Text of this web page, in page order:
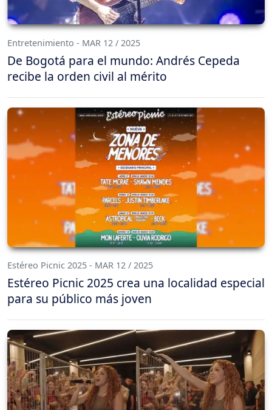
Entretenimiento - MAR 12 / 2025
De Bogotá para el mundo: Andrés Cepeda
recibe la orden civil al mérito
Estéreo Picnic 2025 - MAR 12 / 2025
Estéreo Picnic 2025 crea una localidad especial
para su público más joven